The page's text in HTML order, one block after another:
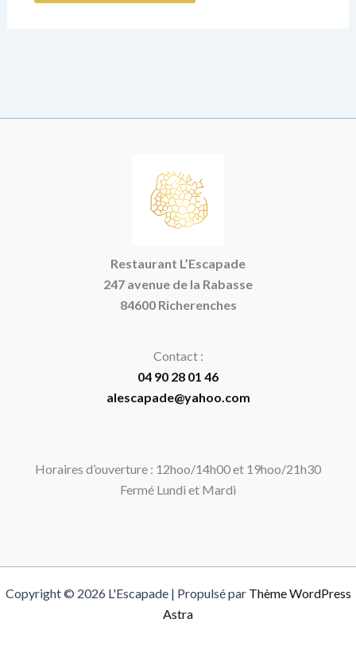
Restaurant L’Escapade
247 avenue de la Rabasse
84600 Richerenches
Contact :
04 90 28 01 46
alescapade@yahoo.com
Horaires d’ouverture : 12hoo/14h00 et 19hoo/21h30
Fermé Lundi et Mardi
Copyright © 2026 L'Escapade | Propulsé par Thème WordPress
Astra